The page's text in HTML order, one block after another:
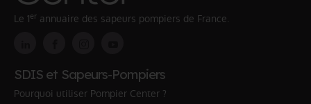
Le 1er annuaire des sapeurs pompiers de France.
SDIS et Sapeurs-Pompiers
Pourquoi utiliser Pompier Center ?